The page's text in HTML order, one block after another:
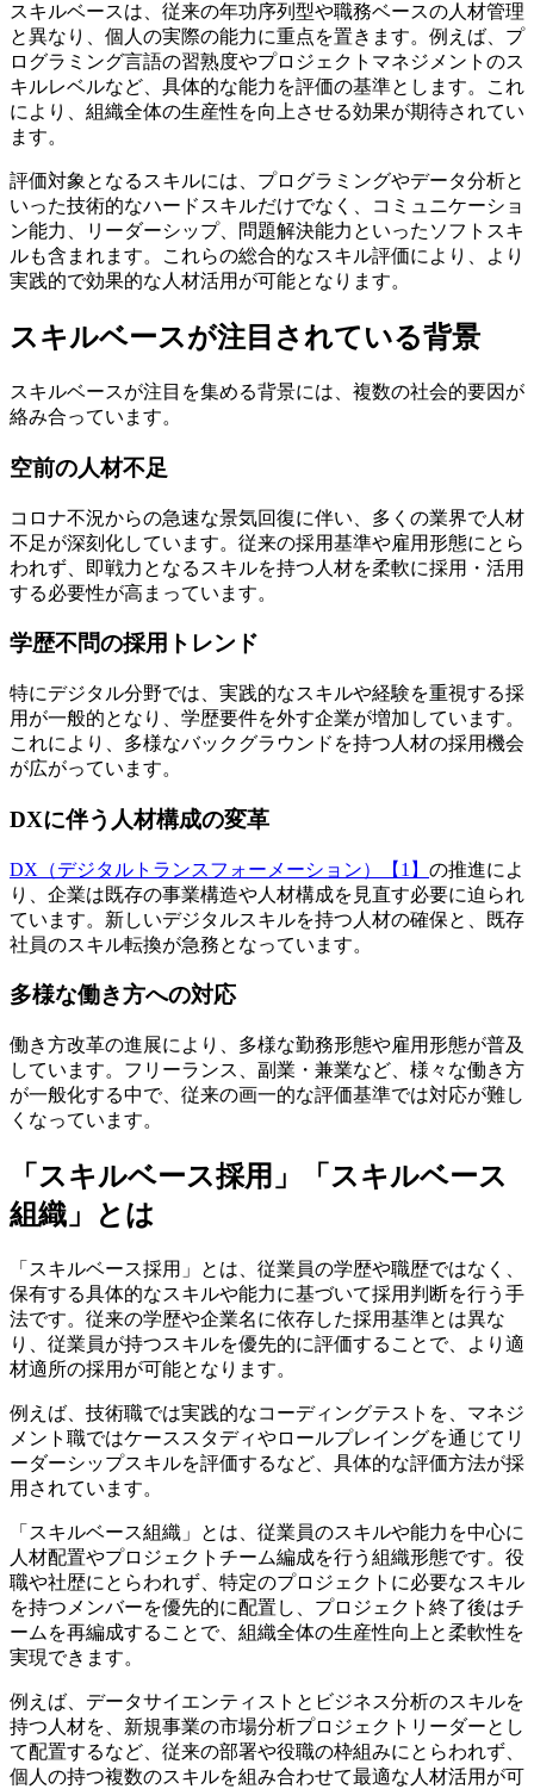
スキルベースは、従来の年功序列型や職務ベースの人材管理
と異なり、個人の実際の能力に重点を置きます。例えば、プ
ログラミング言語の習熟度やプロジェクトマネジメントのス
キルレベルなど、具体的な能力を評価の基準とします。これ
により、組織全体の生産性を向上させる効果が期待されてい
ます。
評価対象となるスキルには、プログラミングやデータ分析と
いった技術的なハードスキルだけでなく、コミュニケーショ
ン能力、リーダーシップ、問題解決能力といったソフトスキ
ルも含まれます。これらの総合的なスキル評価により、より
実践的で効果的な人材活用が可能となります。
スキルベースが注目されている背景
スキルベースが注目を集める背景には、複数の社会的要因が
絡み合っています。
空前の人材不足
コロナ不況からの急速な景気回復に伴い、多くの業界で人材
不足が深刻化しています。従来の採用基準や雇用形態にとら
われず、即戦力となるスキルを持つ人材を柔軟に採用・活用
する必要性が高まっています。
学歴不問の採用トレンド
特にデジタル分野では、実践的なスキルや経験を重視する採
用が一般的となり、学歴要件を外す企業が増加しています。
これにより、多様なバックグラウンドを持つ人材の採用機会
が広がっています。
DXに伴う人材構成の変革
DX（デジタルトランスフォーメーション）【1】 の推進によ
り、企業は既存の事業構造や人材構成を見直す必要に迫られ
ています。新しいデジタルスキルを持つ人材の確保と、既存
社員のスキル転換が急務となっています。
多様な働き方への対応
働き方改革の進展により、多様な勤務形態や雇用形態が普及
しています。フリーランス、副業・兼業など、様々な働き方
が一般化する中で、従来の画一的な評価基準では対応が難し
くなっています。
「スキルベース採用」「スキルベース
組織」とは
「スキルベース採用」とは、従業員の学歴や職歴ではなく、
保有する具体的なスキルや能力に基づいて採用判断を行う手
法です。従来の学歴や企業名に依存した採用基準とは異な
り、従業員が持つスキルを優先的に評価することで、より適
材適所の採用が可能となります。
例えば、技術職では実践的なコーディングテストを、マネジ
メント職ではケーススタディやロールプレイングを通じてリ
ーダーシップスキルを評価するなど、具体的な評価方法が採
用されています。
「スキルベース組織」とは、従業員のスキルや能力を中心に
人材配置やプロジェクトチーム編成を行う組織形態です。役
職や社歴にとらわれず、特定のプロジェクトに必要なスキル
を持つメンバーを優先的に配置し、プロジェクト終了後はチ
ームを再編成することで、組織全体の生産性向上と柔軟性を
実現できます。
例えば、データサイエンティストとビジネス分析のスキルを
持つ人材を、新規事業の市場分析プロジェクトリーダーとし
て配置するなど、従来の部署や役職の枠組みにとらわれず、
個人の持つ複数のスキルを組み合わせて最適な人材活用が可